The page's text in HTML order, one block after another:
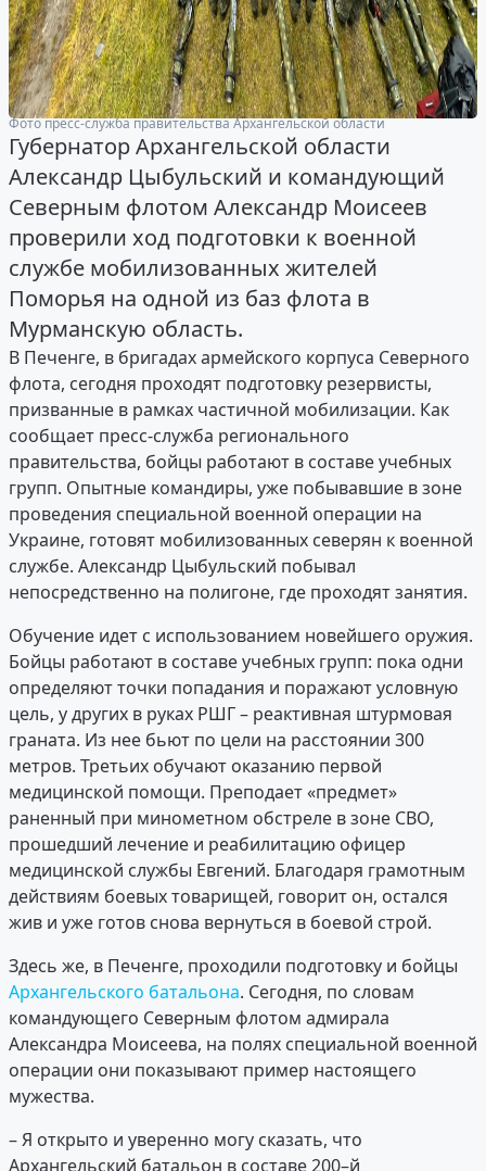
Фото пресс-служба правительства Архангельской области
Губернатор Архангельской области
Александр Цыбульский и командующий
Северным флотом Александр Моисеев
проверили ход подготовки к военной
службе мобилизованных жителей
Поморья на одной из баз флота в
Мурманскую область.
В Печенге, в бригадах армейского корпуса Северного
флота, сегодня проходят подготовку резервисты,
призванные в рамках частичной мобилизации. Как
сообщает пресс-служба регионального
правительства, бойцы работают в составе учебных
групп. Опытные командиры, уже побывавшие в зоне
проведения специальной военной операции на
Украине, готовят мобилизованных северян к военной
службе. Александр Цыбульский побывал
непосредственно на полигоне, где проходят занятия.
Обучение идет с использованием новейшего оружия.
Бойцы работают в составе учебных групп: пока одни
определяют точки попадания и поражают условную
цель, у других в руках РШГ – реактивная штурмовая
граната. Из нее бьют по цели на расстоянии 300
метров. Третьих обучают оказанию первой
медицинской помощи. Преподает «предмет»
раненный при минометном обстреле в зоне СВО,
прошедший лечение и реабилитацию офицер
медицинской службы Евгений. Благодаря грамотным
действиям боевых товарищей, говорит он, остался
жив и уже готов снова вернуться в боевой строй.
Здесь же, в Печенге, проходили подготовку и бойцы
Архангельского батальона. Сегодня, по словам
командующего Северным флотом адмирала
Александра Моисеева, на полях специальной военной
операции они показывают пример настоящего
мужества.
– Я открыто и уверенно могу сказать, что
Архангельский батальон в составе 200–й